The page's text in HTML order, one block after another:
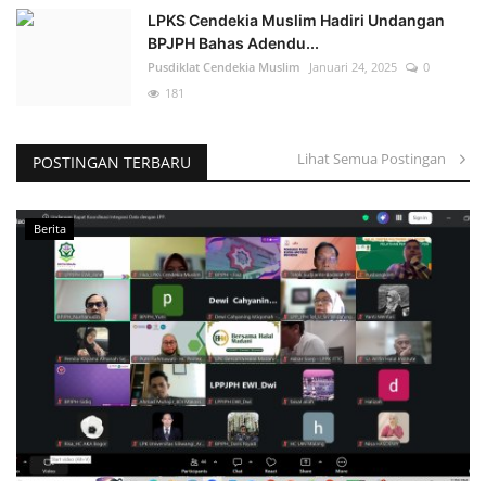
LPKS Cendekia Muslim Hadiri Undangan
BPJPH Bahas Adendu...
Pusdiklat Cendekia Muslim Januari 24, 2025
0
181
POSTINGAN TERBARU Lihat Semua Postingan
Berita